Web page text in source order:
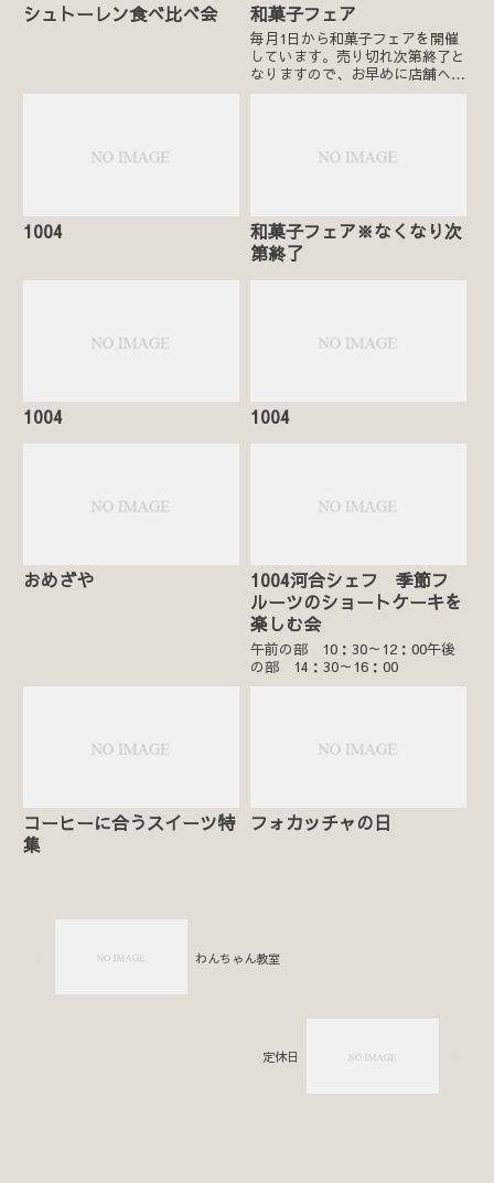
シュトーレン食べ比べ会 和菓子フェア
毎月1日から和菓子フェアを開催
しています。売り切れ次第終了と
なりますので、お早めに店舗へお
立ち寄りくださいませ。
1004
和菓子フェア※なくなり次
第終了
1004 1004
おめざや
1004河合シェフ 季節フ
ルーツのショートケーキを
楽しむ会
午前の部 10：30～12：00午後
の部 14：30～16：00
コーヒーに合うスイーツ特
集
フォカッチャの日
わんちゃん教室
定休日